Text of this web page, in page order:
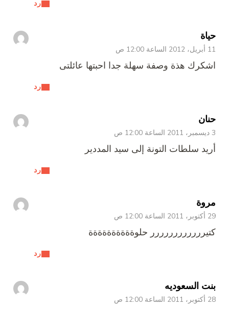
رد
حياة
11 أبريل، 2012 الساعة 12:00 ص
رد
اشكرك هذة وصفة سهلة جدا احبتها عائلتى
حنان
3 ديسمبر، 2011 الساعة 12:00 ص
رد
أريد سلطات التونة إلى سيد المددير
مروة
29 أكتوبر، 2011 الساعة 12:00 ص
رد
كتيرررررررررررر حلوةةةةةةةةةة
بنت السعوديه
28 أكتوبر، 2011 الساعة 12:00 ص